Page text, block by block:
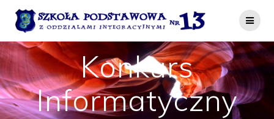
do
treści
Konkurs
Informatyczny